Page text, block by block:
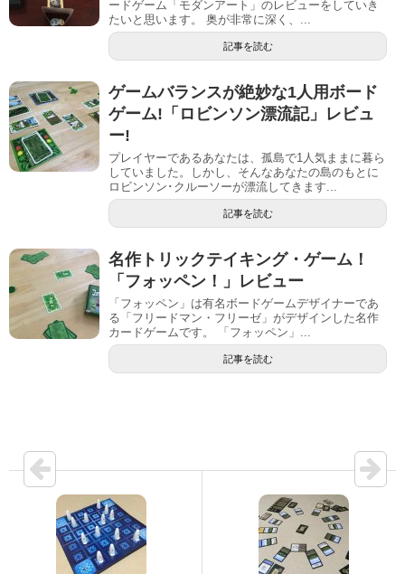
ードゲーム「モダンアート」のレビューをしていき
たいと思います。 奥が非常に深く、...
記事を読む
ゲームバランスが絶妙な1人用ボード
ゲーム!「ロビンソン漂流記」レビュ
ー!
プレイヤーであるあなたは、孤島で1人気ままに暮ら
していました。しかし、そんなあなたの島のもとに
ロビンソン･クルーソーが漂流してきます...
記事を読む
名作トリックテイキング・ゲーム！
「フォッペン！」レビュー
「フォッペン」は有名ボードゲームデザイナーであ
る「フリードマン・フリーゼ」がデザインした名作
カードゲームです。 「フォッペン」...
記事を読む